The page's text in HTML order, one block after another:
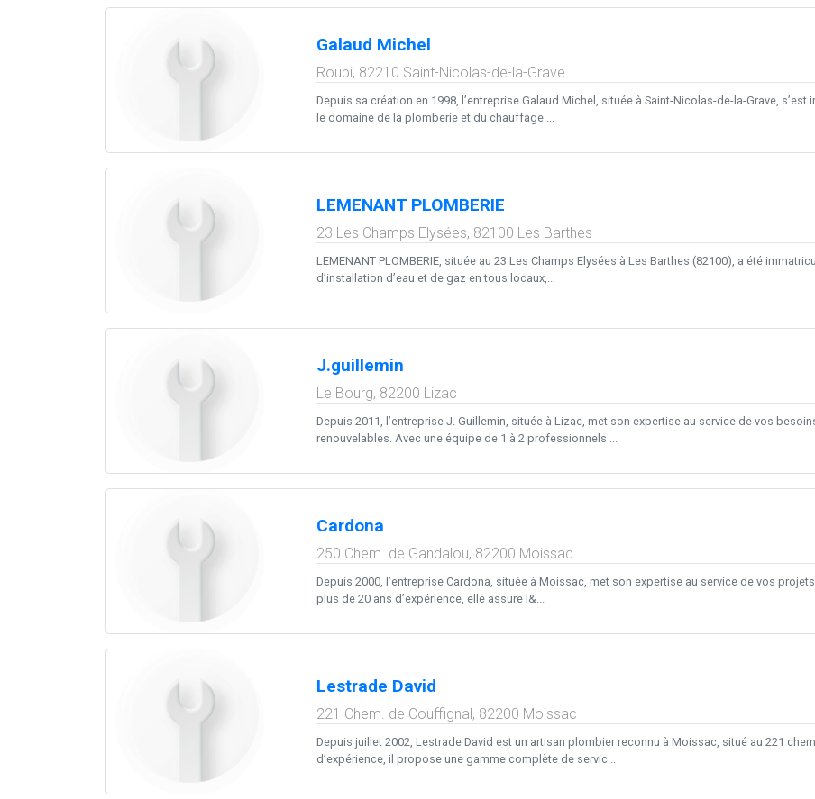
Galaud Michel
Roubi, 82210 Saint-Nicolas-de-la-Grave
Depuis sa création en 1998, l’entreprise Galaud Michel, située à Saint-Nicolas-de-la-Grave,
le domaine de la plomberie et du chauffage....
LEMENANT PLOMBERIE
23 Les Champs Elysées, 82100 Les Barthes
LEMENANT PLOMBERIE, située au 23 Les Champs Elysées à Les Barthes (82100), a été
d’installation d’eau et de gaz en tous locaux,...
J.guillemin
Le Bourg, 82200 Lizac
Depuis 2011, l’entreprise J. Guillemin, située à Lizac, met son expertise au service de vos
renouvelables. Avec une équipe de 1 à 2 professionnels ...
Cardona
250 Chem. de Gandalou, 82200 Moissac
Depuis 2000, l’entreprise Cardona, située à Moissac, met son expertise au service de vos
plus de 20 ans d’expérience, elle assure l&...
Lestrade David
221 Chem. de Couffignal, 82200 Moissac
Depuis juillet 2002, Lestrade David est un artisan plombier reconnu à Moissac, situé au 221
d’expérience, il propose une gamme complète de servic...